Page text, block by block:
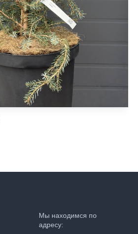
Мы находимся по
адресу: